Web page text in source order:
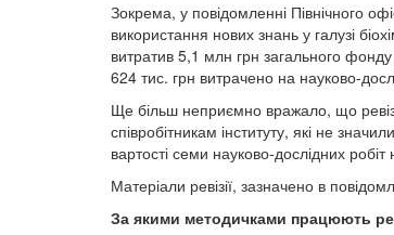
Зокрема, у повідомленні Північного
використання нових знань у галузі
витратив 5,1 млн грн загального
624 тис. грн витрачено на науково-
Ще більш неприємно вражало, що
співробітникам інституту, які не
вартості семи науково-дослідних
Матеріали ревізії, зазначено в
За якими методичками працюють